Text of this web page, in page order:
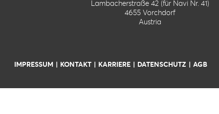
Lambacherstraße 42 (für Navi Nr. 41)
4655 Vorchdorf
Austria
IMPRESSUM KONTAKT KARRIERE DATENSCHUTZ AGB